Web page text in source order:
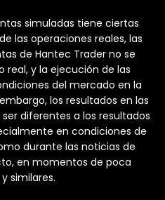
simuladas tiene ciertas
las operaciones reales, las
de Hantec Trader no se
y la ejecución de las
del mercado en la
los resultados en las
diferentes a los resultados
en condiciones de
durante las noticias de
en momentos de poca
similares.